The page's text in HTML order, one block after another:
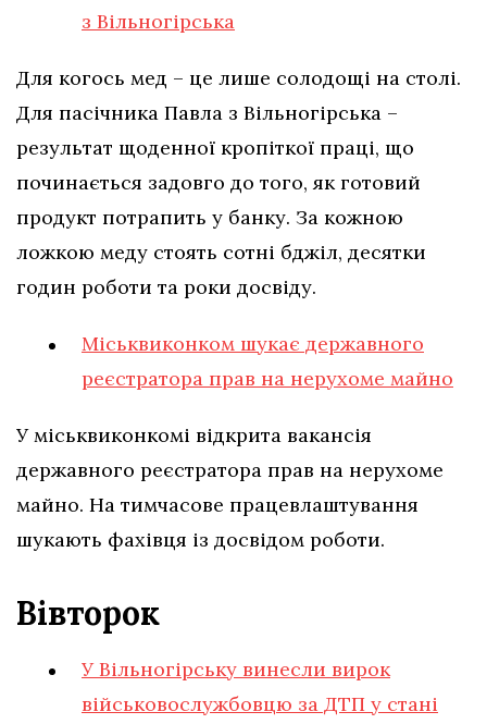
з Вільногірська
Для когось мед – це лише солодощі на столі.
Для пасічника Павла з Вільногірська –
результат щоденної кропіткої праці, що
починається задовго до того, як готовий
продукт потрапить у банку. За кожною
ложкою меду стоять сотні бджіл, десятки
годин роботи та роки досвіду.
Міськвиконком шукає державного
реєстратора прав на нерухоме майно
У міськвиконкомі відкрита вакансія
державного реєстратора прав на нерухоме
майно. На тимчасове працевлаштування
шукають фахівця із досвідом роботи.
Вівторок
У Вільногірську винесли вирок
військовослужбовцю за ДТП у стані